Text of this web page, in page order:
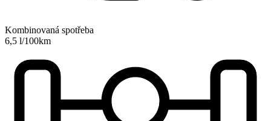
Kombinovaná spotřeba
6,5 l/100km